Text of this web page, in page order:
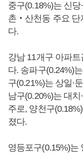
중구(0.18%)는 신당
촌‧산천동 주요 단
다.
강남 11개구 아파
다. 송파구(0.24%)
구(0.21%)는 상일·
남구(0.20%)는 대
주로, 양천구
졌다.
영등포구(0.15%)는